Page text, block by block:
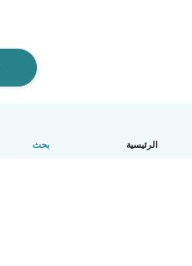
الرئيسية بحث